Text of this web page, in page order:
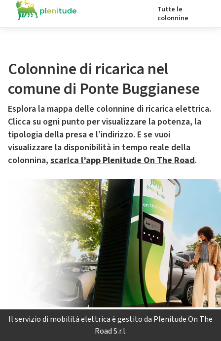
Tutte le
colonnine
Colonnine di ricarica nel
comune di Ponte Buggianese
Esplora la mappa delle colonnine di ricarica elettrica.
Clicca su ogni punto per visualizzare la potenza, la
tipologia della presa e l’indirizzo. E se vuoi
visualizzare la disponibilità in tempo reale della
colonnina, scarica l’app Plenitude On The Road.
Il servizio di mobilità elettrica è gestito da Plenitude On The
Road S.r.l.